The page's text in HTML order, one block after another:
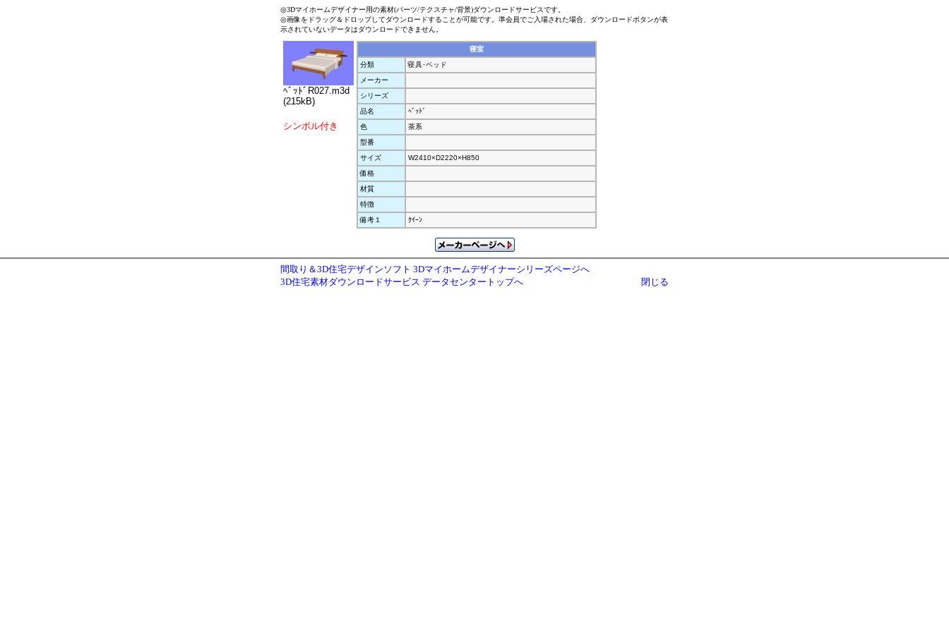
◎3Dマイホームデザイナー用の素材(パーツ/テクスチャ/背景)ダウンロードサービスです。
◎画像をドラッグ＆ドロップしてダウンロードすることが可能です。準会員でご入場された場合、ダウンロードボタンが表
示されていないデータはダウンロードできません。
ﾍﾞｯﾄﾞR027.m3d
(215kB)
シンボル付き
寝室
分類
寝具･ベッド
メーカー
シリーズ
品名
ﾍﾞｯﾄﾞ
色
茶系
型番
サイズ
W2410×D2220×H850
価格
材質
特徴
備考１
ｸｲｰﾝ
間取り＆3D住宅デザインソフト 3Dマイホームデザイナーシリーズページへ
3D住宅素材ダウンロードサービス データセンタートップへ
閉じる